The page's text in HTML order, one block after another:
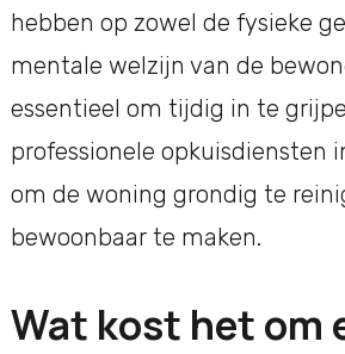
hebben op zowel de fysieke
mentale welzijn van de
essentieel om tijdig in te
professionele opkuisdiensten
om de woning grondig te
bewoonbaar te maken.
Wat kost het om